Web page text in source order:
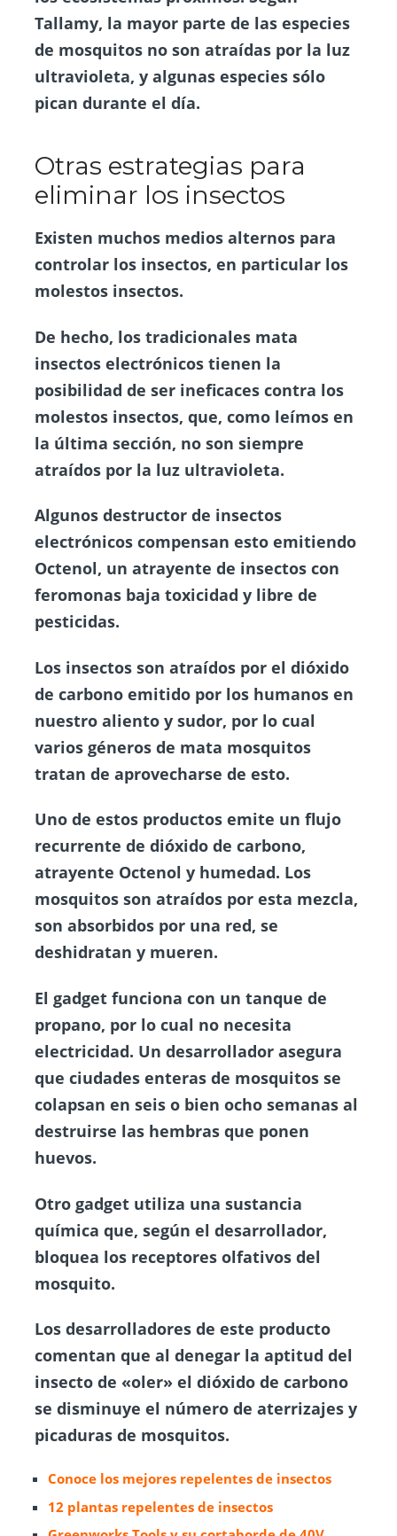
Tallamy, la mayor parte de las especies
de mosquitos no son atraídas por la luz
ultravioleta, y algunas especies sólo
pican durante el día.
Otras estrategias para
eliminar los insectos
Existen muchos medios alternos para
controlar los insectos, en particular los
molestos insectos.
De hecho, los tradicionales mata
insectos electrónicos tienen la
posibilidad de ser ineficaces contra los
molestos insectos, que, como leímos en
la última sección, no son siempre
atraídos por la luz ultravioleta.
Algunos destructor de insectos
electrónicos compensan esto emitiendo
Octenol, un atrayente de insectos con
feromonas baja toxicidad y libre de
pesticidas.
Los insectosson atraídos por el dióxido
de carbono emitido por los humanos en
nuestro aliento y sudor, por lo cual
varios géneros de mata mosquitos
tratan de aprovecharse de esto.
Uno de estos productos emite un flujo
recurrente de dióxido de carbono,
atrayente Octenol y humedad. Los
mosquitos son atraídos por esta mezcla,
son absorbidos por una red, se
deshidratan y mueren.
El gadget funciona con un tanque de
propano, por lo cual no necesita
electricidad. Un desarrollador asegura
que ciudades enteras de mosquitos se
colapsan en seis o bien ocho semanas al
destruirse las hembras que ponen
huevos.
Otro gadget utiliza una sustancia
química que, según el desarrollador,
bloquea los receptores olfativos del
mosquito.
Los desarrolladores de este producto
comentan que al denegar la aptitud del
insecto de «oler» el dióxido de carbono
se disminuye el número de aterrizajes y
picaduras de mosquitos.
Conoce los mejores repelentes de insectos
12 plantas repelentes de insectos